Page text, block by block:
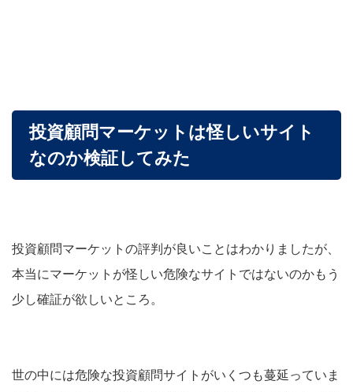
投資顧問マーケットは怪しいサイト
なのか検証してみた
投資顧問マーケットの評判が良いことはわかりましたが、
本当にマーケットが怪しい危険なサイトではないのかもう
少し確証が欲しいところ。
世の中には危険な投資顧問サイトがいくつも蔓延っていま